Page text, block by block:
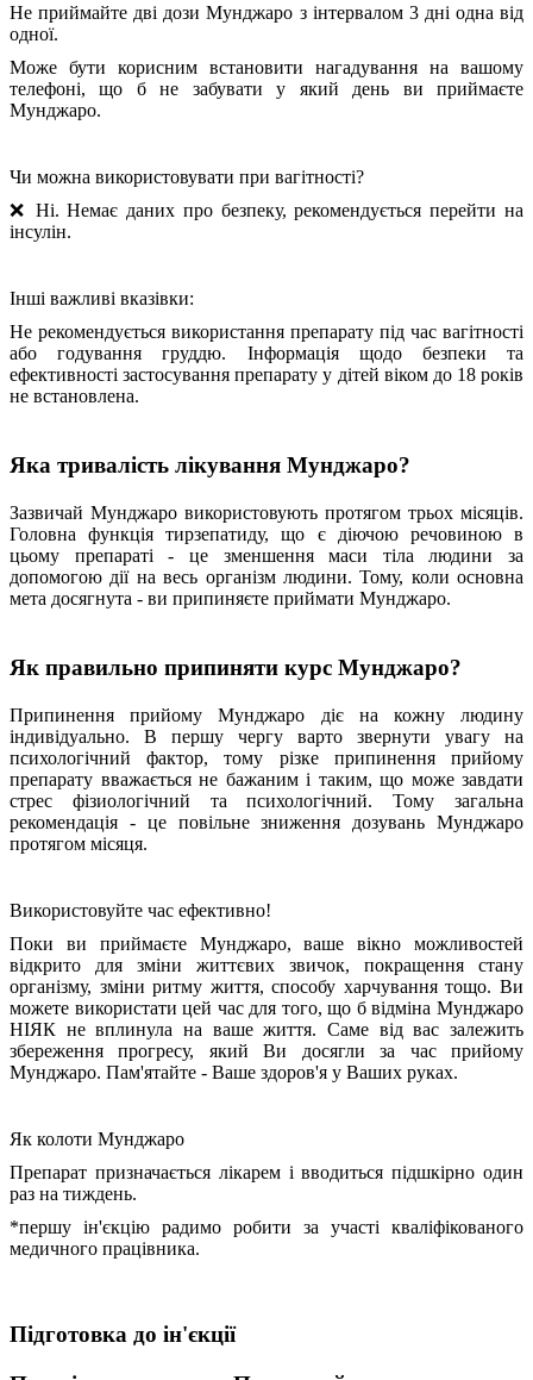
Не приймайте дві дози Мунджаро з інтервалом 3 дні одна від
одної.
Може бути корисним встановити нагадування на вашому
телефоні, що б не забувати у який день ви приймаєте
Мунджаро.
Чи можна використовувати при вагітності?
❌ Ні. Немає даних про безпеку, рекомендується перейти на
інсулін.
Інші важливі вказівки:
Не рекомендується використання препарату під час вагітності
або годування груддю. Інформація щодо безпеки та
ефективності застосування препарату у дітей віком до 18 років
не встановлена.
Яка тривалість лікування Мунджаро?
Зазвичай Мунджаро використовують протягом трьох місяців.
Головна функція тирзепатиду, що є діючою речовиною в
цьому препараті - це зменшення маси тіла людини за
допомогою дії на весь організм людини. Тому, коли основна
мета досягнута - ви припиняєте приймати Мунджаро.
Як правильно припиняти курс Мунджаро?
Припинення прийому Мунджаро діє на кожну людину
індивідуально. В першу чергу варто звернути увагу на
психологічний фактор, тому різке припинення прийому
препарату вважається не бажаним і таким, що може завдати
стрес фізиологічний та психологічний. Тому загальна
рекомендація - це повільне зниження дозувань Мунджаро
протягом місяця.
Використовуйте час ефективно!
Поки ви приймаєте Мунджаро, ваше вікно можливостей
відкрито для зміни життєвих звичок, покращення стану
організму, зміни ритму життя, способу харчування тощо. Ви
можете використати цей час для того, що б відміна Мунджаро
НІЯК не вплинула на ваше життя. Саме від вас залежить
збереження прогресу, який Ви досягли за час прийому
Мунджаро. Пам'ятайте - Ваше здоров'я у Ваших руках.
Як колоти Мунджаро
Препарат призначається лікарем і вводиться підшкірно один
раз на тиждень.
*першу ін'єкцію радимо робити за участі кваліфікованого
медичного працівника.
Підготовка до ін'єкції